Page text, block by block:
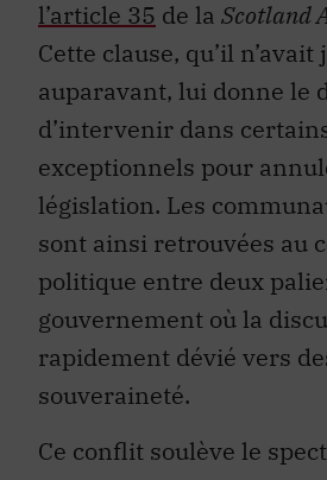
l’article 35 de la Scotland
Cette clause, qu’il
auparavant, lui donne le
d’intervenir dans
exceptionnels pour
législation. Les
sont ainsi retrouvées au
politique entre deux
gouvernement où la
rapidement dévié vers
souveraineté.
Ce conflit soulève le